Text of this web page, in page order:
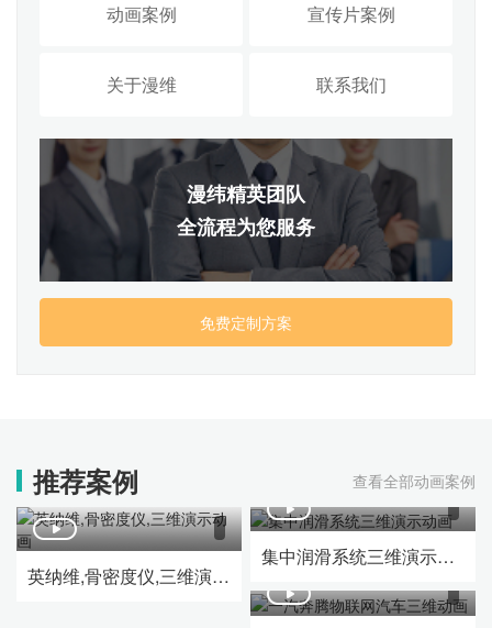
动画案例 宣传片案例
关于漫维 联系我们
漫纬精英团队
全流程为您服务
免费定制方案
推荐案例 查看全部动画案例
英纳维,骨密度仪,三维演示动画
集中润滑系统三维演示动画